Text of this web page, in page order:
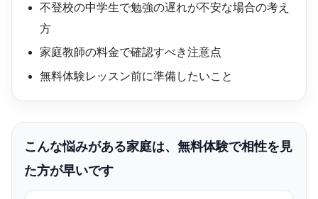
不登校の中学生で勉強の遅れが不安な場合の考え
方
家庭教師の料金で確認すべき注意点
無料体験レッスン前に準備したいこと
こんな悩みがある家庭は、無料体験で相性を見
た方が早いです